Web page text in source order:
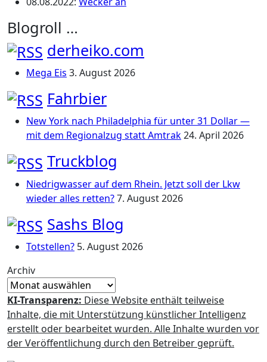
Blogroll …
derheiko.com
Mega Eis 3. August 2026
Fahrbier
New York nach Philadelphia für unter 31 Dollar —
mit dem Regionalzug statt Amtrak24. April 2026
Truckblog
Niedrigwasser auf dem Rhein. Jetzt soll der Lkw
wieder alles retten?7. August 2026
Sashs Blog
Totstellen? 5. August 2026
Archiv
KI-Transparenz: Diese Website enthält teilweise
Inhalte, die mit Unterstützung künstlicher Intelligenz
erstellt oder bearbeitet wurden. Alle Inhalte wurden vor
der Veröffentlichung durch den Betreiber geprüft.